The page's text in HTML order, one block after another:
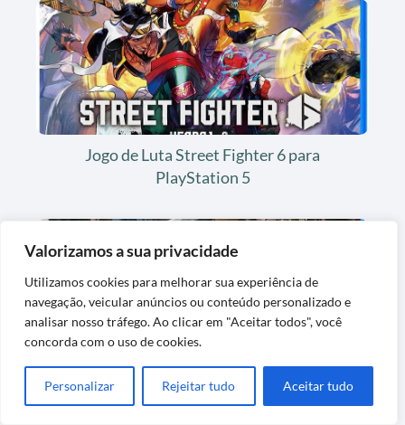
Valorizamos a sua privacidade
Utilizamos cookies para melhorar sua experiência de
navegação, veicular anúncios ou conteúdo personalizado e
analisar nosso tráfego. Ao clicar em "Aceitar todos", você
concorda com o uso de cookies.
Personalizar Rejeitar tudo Aceitar tudo
Jogo de Luta Street Fighter 6 para
PlayStation 5
Jogo de Videogame Onimusha Way of the
Sword Steelbook